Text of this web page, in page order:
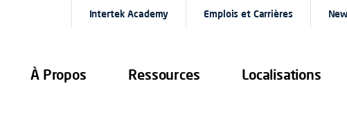
À Propos Ressources Localisations
Intertek Academy Emplois et Carrières